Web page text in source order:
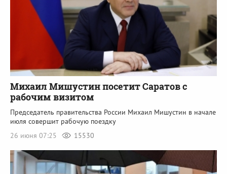
Михаил Мишустин посетит Саратов с
рабочим визитом
Председатель правительства России Михаил Мишустин в начале
июля совершит рабочую поездку
26 июня 07:25
15530